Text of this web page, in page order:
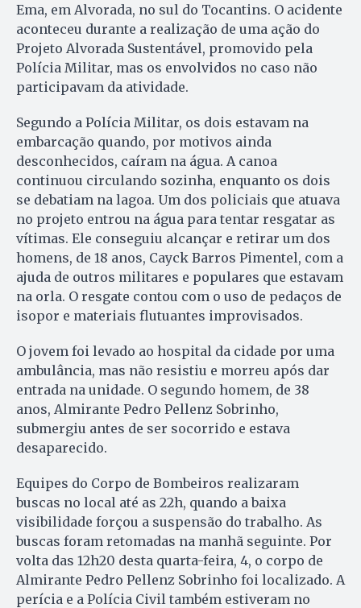
Ema, em Alvorada, no sul do Tocantins. O acidente
aconteceu durante a realização de uma ação do
Projeto Alvorada Sustentável, promovido pela
Polícia Militar, mas os envolvidos no caso não
participavam da atividade.
Segundo a Polícia Militar, os dois estavam na
embarcação quando, por motivos ainda
desconhecidos, caíram na água. A canoa
continuou circulando sozinha, enquanto os dois
se debatiam na lagoa. Um dos policiais que atuava
no projeto entrou na água para tentar resgatar as
vítimas. Ele conseguiu alcançar e retirar um dos
homens, de 18 anos, Cayck Barros Pimentel, com a
ajuda de outros militares e populares que estavam
na orla. O resgate contou com o uso de pedaços de
isopor e materiais flutuantes improvisados.
O jovem foi levado ao hospital da cidade por uma
ambulância, mas não resistiu e morreu após dar
entrada na unidade. O segundo homem, de 38
anos, Almirante Pedro Pellenz Sobrinho,
submergiu antes de ser socorrido e estava
desaparecido.
Equipes do Corpo de Bombeiros realizaram
buscas no local até as 22h, quando a baixa
visibilidade forçou a suspensão do trabalho. As
buscas foram retomadas na manhã seguinte. Por
volta das 12h20 desta quarta-feira, 4, o corpo de
Almirante Pedro Pellenz Sobrinho foi localizado. A
perícia e a Polícia Civil também estiveram no